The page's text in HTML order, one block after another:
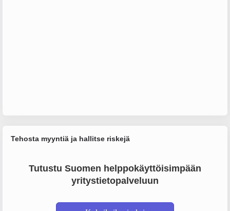
Tehosta myyntiä ja hallitse riskejä
Tutustu Suomen helppokäyttöisimpään
yritystietopalveluun